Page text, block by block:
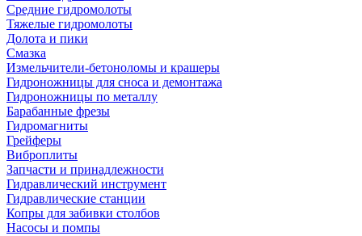
Средние гидромолоты
Тяжелые гидромолоты
Долота и пики
Смазка
Измельчители-бетоноломы и крашеры
Гидроножницы для сноса и демонтажа
Гидроножницы по металлу
Барабанные фрезы
Гидромагниты
Грейферы
Виброплиты
Запчасти и принадлежности
Гидравлический инструмент
Гидравлические станции
Копры для забивки столбов
Насосы и помпы